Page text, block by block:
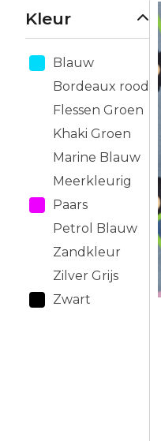
Kleur
Blauw
Bordeaux rood
Flessen Groen
Khaki Groen
Marine Blauw
Meerkleurig
Paars
Petrol Blauw
Zandkleur
Zilver Grijs
Zwart